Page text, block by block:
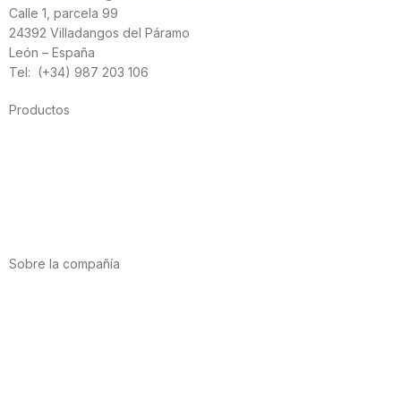
Calle 1, parcela 99
24392 Villadangos del Páramo
León – España
Tel: (+34) 987 203 106
Productos
Sobre la compañía